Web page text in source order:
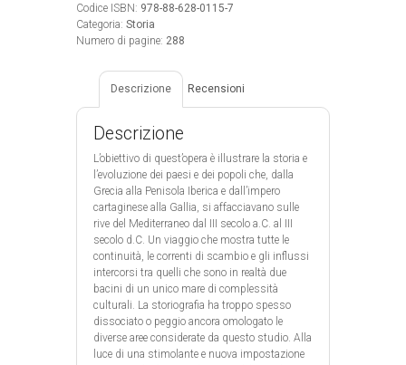
Codice ISBN: 978-88-628-0115-7
Categoria: Storia
Numero di pagine: 288
Descrizione Recensioni
Descrizione
L’obiettivo di quest’opera è illustrare la storia e
l’evoluzione dei paesi e dei popoli che, dalla
Grecia alla Penisola Iberica e dall’impero
cartaginese alla Gallia, si affacciavano sulle
rive del Mediterraneo dal III secolo a.C. al III
secolo d.C. Un viaggio che mostra tutte le
continuità, le correnti di scambio e gli influssi
intercorsi tra quelli che sono in realtà due
bacini di un unico mare di complessità
culturali. La storiografia ha troppo spesso
dissociato o peggio ancora omologato le
diverse aree considerate da questo studio. Alla
luce di una stimolante e nuova impostazione